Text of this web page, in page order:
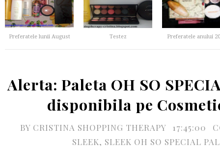
Preferatele lunii August Testez Preferatele anului
Alerta: Paleta OH SO
disponibila pe
BY CRISTINA SHOPPING THERAPY 17:45:00
SLEEK, SLEEK OH SO SPECIAL